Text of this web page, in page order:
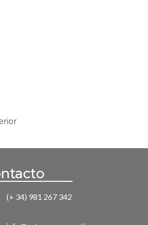
(+ 34) 981 267 342